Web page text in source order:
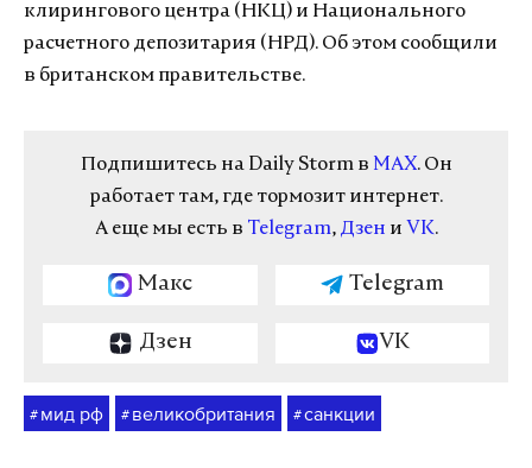
клирингового центра (НКЦ) и Национального
расчетного депозитария (НРД). Об этом сообщили
в британском правительстве.
Подпишитесь на Daily Storm в MAX. Он
работает там, где тормозит интернет.
А еще мы есть в Telegram, Дзен и VK.
Макс Telegram
Дзен VK
# мид рф # великобритания #санкции